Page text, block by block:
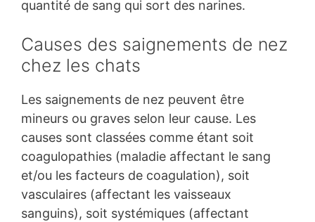
quantité de sang qui sort des narines.
Causes des saignements de nez
chez les chats
Les saignements de nez peuvent être
mineurs ou graves selon leur cause. Les
causes sont classées comme étant soit
coagulopathies (maladie affectant le sang
et/ou les facteurs de coagulation), soit
vasculaires (affectant les vaisseaux
sanguins), soit systémiques (affectant